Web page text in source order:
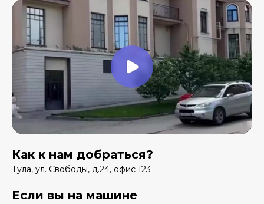
Как к нам добраться?
Тула, ул. Свободы, д.24, офис 123
Если вы на машине